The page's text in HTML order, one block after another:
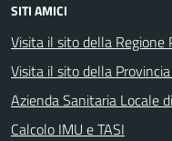
SITI AMICI
Visita il sito della Regione
Visita il sito della
Azienda Sanitaria Locale
Calcolo IMU e TASI